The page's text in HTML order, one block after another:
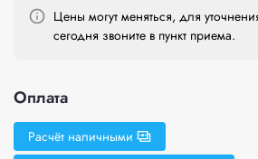
Цены могут меняться, для
сегодня звоните в пункт приема.
Оплата
Расчёт наличными